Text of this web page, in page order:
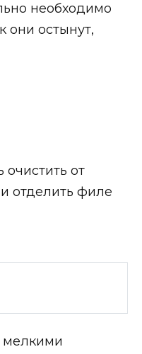
необходимо
они остынут,
от
отделить филе
мелкими